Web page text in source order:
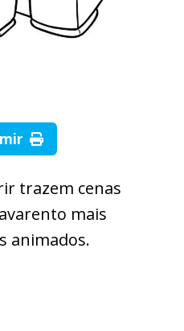
trazem cenas
mais
animados.